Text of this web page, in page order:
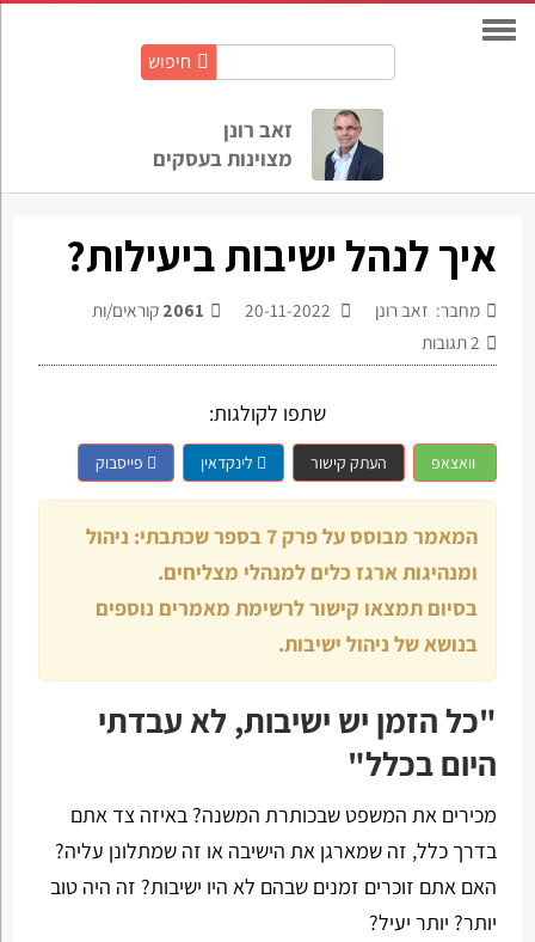
חיפוש
זאב רונן
מצוינות בעסקים
איך לנהל ישיבות ביעילות?
מחבר: זאב רונן 2061 קוראים/ות
2תגובות
שתפו לקולגות:
וואצאפ העתק קישור לינקדאין פייסבוק
המאמר מבוסס על פרק 7 בספר שכתבתי: ניהול
ומנהיגות ארגז כלים למנהלי מצליחים.
בסיום תמצאו קישור לרשימת מאמרים נוספים
בנושא של ניהול ישיבות.
"כל הזמן יש ישיבות, לא עבדתי
היום בכלל"
מכירים את המשפט שבכותרת המשנה? באיזה צד אתם
בדרך כלל, זה שמארגן את הישיבה או זה שמתלונן עליה?
האם אתם זוכרים זמנים שבהם לא היו ישיבות? זה היה טוב
יותר? יותר יעיל?